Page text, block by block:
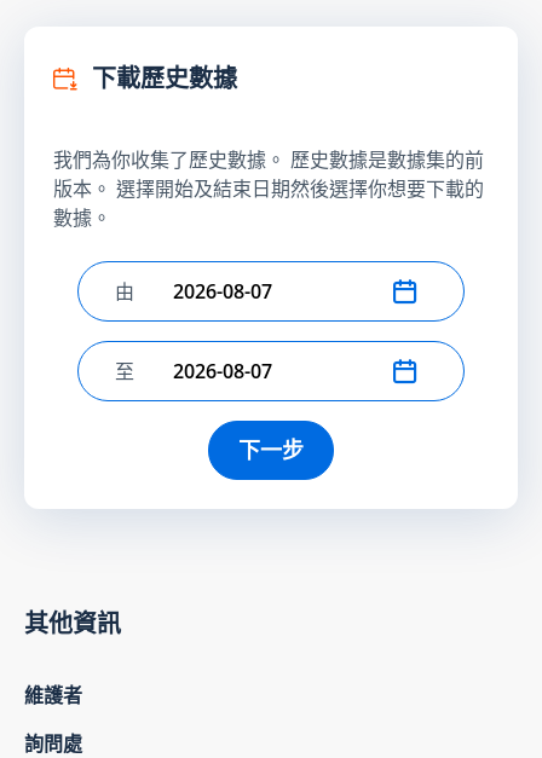
下載歷史數據
我們為你收集了歷史數據。 歷史數據是數據集的前
版本。 選擇開始及結束日期然後選擇你想要下載的
數據。
選擇開始日期
由
選擇結束日期
至
下一步
其他資訊
維護者
詢問處